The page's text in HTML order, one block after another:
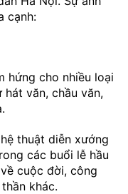
cạnh:
hứng cho nhiều loại
văn, chầu văn,
thuật diễn xướng
các buổi lễ hầu
cuộc đời, công
khác.